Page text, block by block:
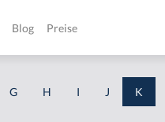
Blog Preise
G H I J K